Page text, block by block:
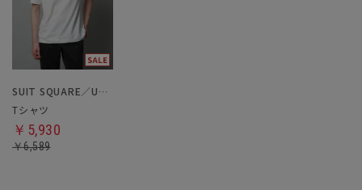
SUIT SQUARE／UNIVERSAL LANGUAGE
Tシャツ
￥5,930
￥6,589